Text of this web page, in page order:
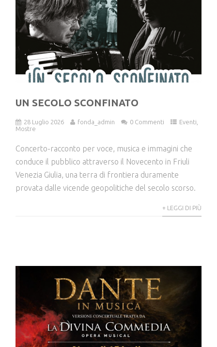
UN SECOLO SCONFINATO
28 Luglio 2026 fonda_admin 0 Commenti Eventi
Mostre
Concerto-racconto per voce, musica e immagini che
conduce il pubblico attraverso il Novecento in Friuli
Venezia Giulia, una terra di frontiera duramente
provata dalle vicende geopolitiche del secolo scorso.
+ LEGGI DI PIÙ